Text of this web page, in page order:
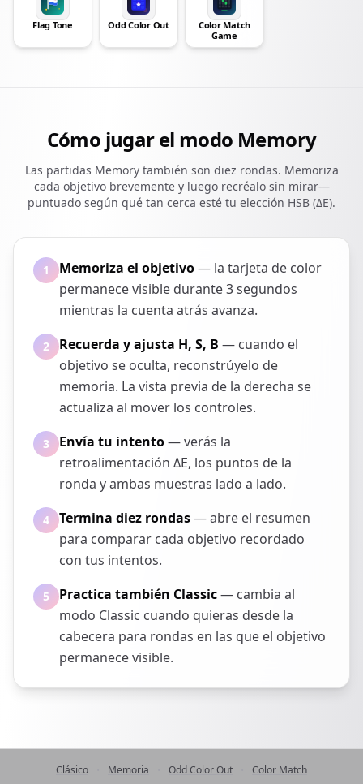
Flag Tone Odd Color Out
Color Match
Game
Cómo jugar el modo Memory
Las partidas Memory también son diez rondas. Memoriza
cada objetivo brevemente y luego recréalo sin mirar—
puntuado según qué tan cerca esté tu elección HSB (ΔE).
1 Memoriza el objetivo— la tarjeta de color
permanece visible durante 3 segundos
mientras la cuenta atrás avanza.
2 Recuerda y ajusta H, S, B — cuando el
objetivo se oculta, reconstrúyelo de
memoria. La vista previa de la derecha se
actualiza al mover los controles.
3 Envía tu intento— verás la
retroalimentación ΔE, los puntos de la
ronda y ambas muestras lado a lado.
4 Termina diez rondas— abre el resumen
para comparar cada objetivo recordado
con tus intentos.
5 Practica también Classic— cambia al
modo Classic cuando quieras desde la
cabecera para rondas en las que el objetivo
permanece visible.
Clásico Memoria Odd Color Out Color Match